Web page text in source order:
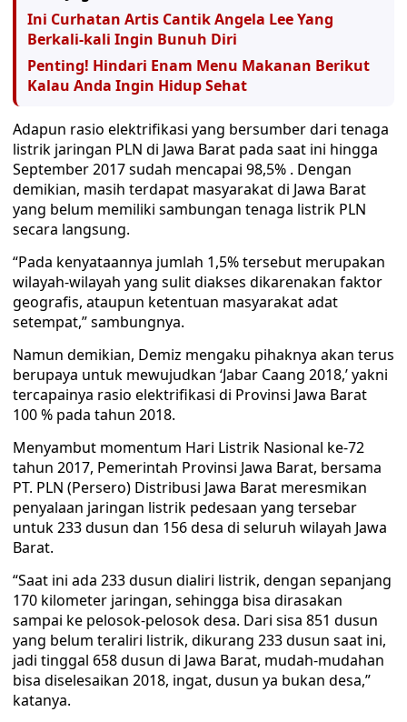
Ini Curhatan Artis Cantik Angela Lee Yang
Berkali-kali Ingin Bunuh Diri
Penting! Hindari Enam Menu Makanan Berikut
Kalau Anda Ingin Hidup Sehat
Adapun rasio elektrifikasi yang bersumber dari tenaga
listrik jaringan PLN di Jawa Barat pada saat ini hingga
September 2017 sudah mencapai 98,5% . Dengan
demikian, masih terdapat masyarakat di Jawa Barat
yang belum memiliki sambungan tenaga listrik PLN
secara langsung.
“Pada kenyataannya jumlah 1,5% tersebut merupakan
wilayah-wilayah yang sulit diakses dikarenakan faktor
geografis, ataupun ketentuan masyarakat adat
setempat,” sambungnya.
Namun demikian, Demiz mengaku pihaknya akan terus
berupaya untuk mewujudkan ‘Jabar Caang 2018,’ yakni
tercapainya rasio elektrifikasi di Provinsi Jawa Barat
100 % pada tahun 2018.
Menyambut momentum Hari Listrik Nasional ke-72
tahun 2017, Pemerintah Provinsi Jawa Barat, bersama
PT. PLN (Persero) Distribusi Jawa Barat meresmikan
penyalaan jaringan listrik pedesaan yang tersebar
untuk 233 dusun dan 156 desa di seluruh wilayah Jawa
Barat.
“Saat ini ada 233 dusun dialiri listrik, dengan sepanjang
170 kilometer jaringan, sehingga bisa dirasakan
sampai ke pelosok-pelosok desa. Dari sisa 851 dusun
yang belum teraliri listrik, dikurang 233 dusun saat ini,
jadi tinggal 658 dusun di Jawa Barat, mudah-mudahan
bisa diselesaikan 2018, ingat, dusun ya bukan desa,”
katanya.